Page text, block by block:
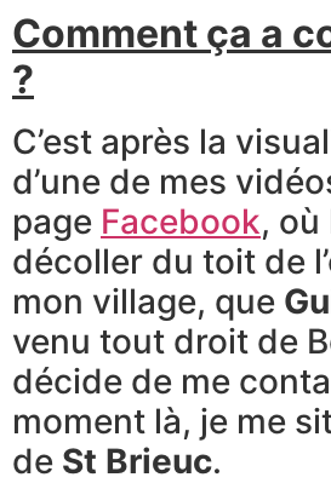
Comment ​ça a
?
C’est ​après la
d’une de mes
page Facebook, où
décoller du toit de
mon village, que
venu tout droit de
décide de me
moment là, je me
de St Brieuc.